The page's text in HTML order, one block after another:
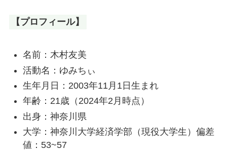
【プロフィール】
名前：木村友美
活動名：ゆみちぃ
生年月日：2003年11月1日生まれ
年齢：21歳（2024年2月時点）
出身：神奈川県
大学：神奈川大学経済学部（現役大学生）偏差
値：53~57